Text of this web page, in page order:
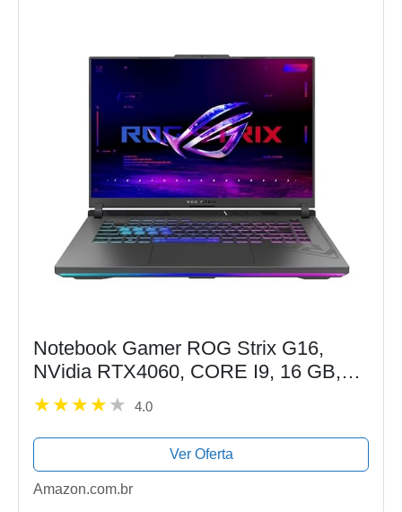
Notebook Gamer ROG Strix G16,
NVidia RTX4060, CORE I9, 16 GB,
512 GB, Windows 11 Home, Eclipse
Gray - G614JV-N3094W
4.0
Ver Oferta
Amazon.com.br